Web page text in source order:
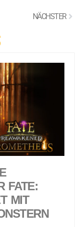
NÄCHSTER
FATE:
MIT